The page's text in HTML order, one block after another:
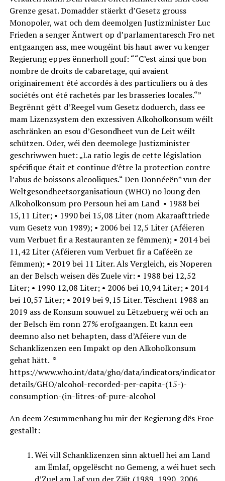
Grenze gesat. Domadder stäerkt d’Gesetz grouss
Monopoler, wat och dem deemolgen Justizminister Luc
Frieden a senger Äntwert op d’parlamentaresch Fro net
entgaangen ass, mee wougéint bis haut awer vu kenger
Regierung eppes ënnerholl gouf: ““C’est ainsi que bon
nombre de droits de cabaretage, qui avaient
originairement été accordés à des particuliers ou à des
sociétés ont été rachetés par les brasseries locales.“”
Begrënnt gëtt d’Reegel vum Gesetz doduerch, dass ee
mam Lizenzsystem den exzessiven Alkoholkonsum wéilt
aschränken an esou d’Gesondheet vun de Leit wéilt
schützen. Oder, wéi den deemolege Justizminister
geschriwwen huet: „La ratio legis de cette législation
spécifique était et continue d’être la protection contre
l’abus de boissons alcooliques.“ Den Donnéeën* vun der
Weltgesondheetsorganisatioun (WHO) no loung den
Alkoholkonsum pro Persoun hei am Land • 1988 bei
15,11 Liter; • 1990 bei 15,08 Liter (nom Akaraafttriede
vum Gesetz vun 1989); • 2006 bei 12,5 Liter (Aféieren
vum Verbuet fir a Restauranten ze fëmmen); • 2014 bei
11,42 Liter (Aféieren vum Verbuet fir a Caféeën ze
fëmmen); • 2019 bei 11 Liter. Als Vergleich, eis Noperen
an der Belsch weisen dës Zuele vir: • 1988 bei 12,52
Liter; • 1990 12,08 Liter; • 2006 bei 10,94 Liter; • 2014
bei 10,57 Liter; • 2019 bei 9,15 Liter. Tëschent 1988 an
2019 ass de Konsum souwuel zu Lëtzebuerg wéi och an
der Belsch ëm ronn 27% erofgaangen. Et kann een
deemno also net behapten, dass d’Aféiere vun de
Schanklizenzen een Impakt op den Alkoholkonsum
gehat hätt. *
https://www.who.int/data/gho/data/indicators/indicator-
details/GHO/alcohol-recorded-per-capita-(15-)-
consumption-(in-litres-of-pure-alcohol
An deem Zesummenhang hu mir der Regierung dës Froe
gestallt:
Wéi vill Schanklizenzen sinn aktuell hei am Land
am Ëmlaf, opgelëscht no Gemeng, a wéi huet sech